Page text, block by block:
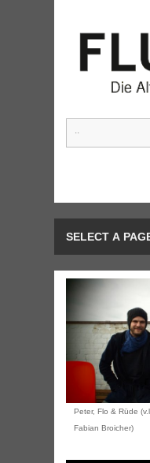
Peter, Flo & Rüde
Fabian Broicher)